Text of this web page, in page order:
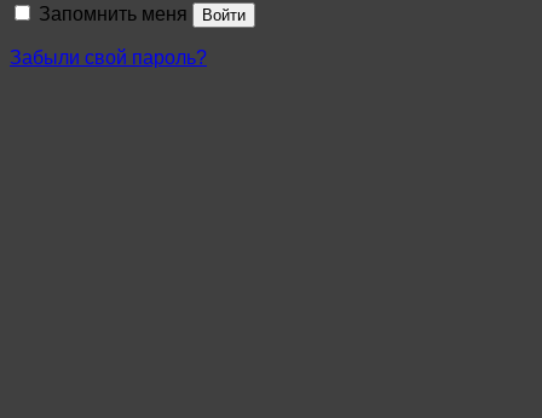
Запомнить меня Войти
Забыли свой пароль?